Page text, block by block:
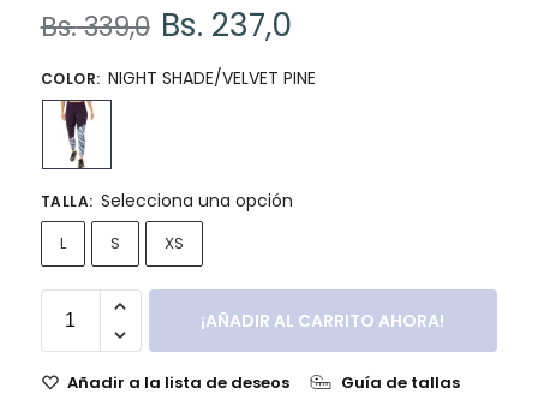
Bs.339,0 Bs. 237,0
COLOR: NIGHT SHADE/VELVET PINE
TALLA: Selecciona una opción
L S XS
¡AÑADIR AL CARRITO AHORA!
Añadir a la lista de deseos Guía de tallas